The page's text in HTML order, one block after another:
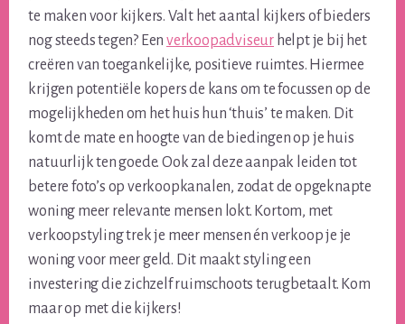
te maken voor kijkers. Valt het aantal kijkers of bieders
nog steeds tegen? Een verkoopadviseur helpt je bij het
creëren van toegankelijke, positieve ruimtes. Hiermee
krijgen potentiële kopers de kans om te focussen op de
mogelijkheden om het huis hun ‘thuis’ te maken. Dit
komt de mate en hoogte van de biedingen op je huis
natuurlijk ten goede. Ook zal deze aanpak leiden tot
betere foto’s op verkoopkanalen, zodat de opgeknapte
woning meer relevante mensen lokt. Kortom, met
verkoopstyling trek je meer mensen én verkoop je je
woning voor meer geld. Dit maakt styling een
investering die zichzelf ruimschoots terugbetaalt. Kom
maar op met die kijkers!